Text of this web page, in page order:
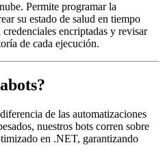
Permite programar la
su estado de salud en tiempo
encriptadas y revisar
de cada ejecución.
de las automatizaciones
nuestros bots corren sobre
en .NET, garantizando